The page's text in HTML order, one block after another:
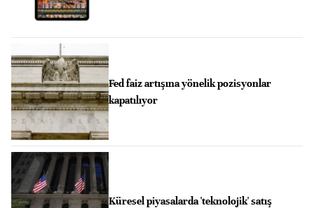
Fed faiz artışına yönelik pozisyonlar
kapatılıyor
Küresel piyasalarda 'teknolojik' satış